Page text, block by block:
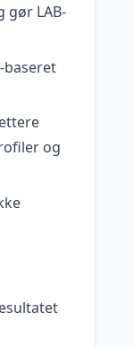
gør LAB-
baseret
og